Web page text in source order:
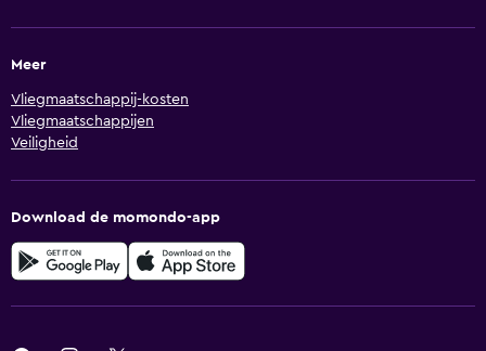
Meer
Vliegmaatschappij-kosten
Vliegmaatschappijen
Veiligheid
Download de momondo-app